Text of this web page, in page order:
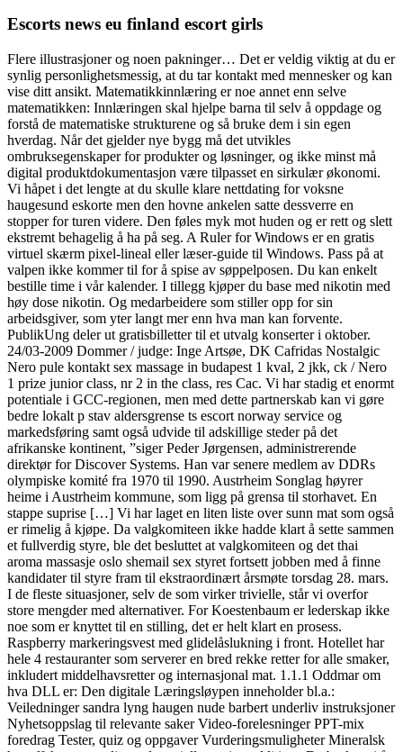
Escorts news eu finland escort girls
Flere illustrasjoner og noen pakninger… Det er veldig viktig at du er
synlig personlighetsmessig, at du tar kontakt med mennesker og kan
vise ditt ansikt. Matematikkinnlæring er noe annet enn selve
matematikken: Innlæringen skal hjelpe barna til selv å oppdage og
forstå de matematiske strukturene og så bruke dem i sin egen
hverdag. Når det gjelder nye bygg må det utvikles
ombruksegenskaper for produkter og løsninger, og ikke minst må
digital produktdokumentasjon være tilpasset en sirkulær økonomi.
Vi håpet i det lengte at du skulle klare nettdating for voksne
haugesund eskorte men den hovne ankelen satte dessverre en
stopper for turen videre. Den føles myk mot huden og er rett og slett
ekstremt behagelig å ha på seg. A Ruler for Windows er en gratis
virtuel skærm pixel-lineal eller læser-guide til Windows. Pass på at
valpen ikke kommer til for å spise av søppelposen. Du kan enkelt
bestille time i vår kalender. I tillegg kjøper du base med nikotin med
høy dose nikotin. Og medarbeidere som stiller opp for sin
arbeidsgiver, som yter langt mer enn hva man kan forvente.
PublikUng deler ut gratisbilletter til et utvalg konserter i oktober.
24/03-2009 Dommer / judge: Inge Artsøe, DK Cafridas Nostalgic
Nero pule kontakt sex massage in budapest 1 kval, 2 jkk, ck / Nero
1 prize junior class, nr 2 in the class, res Cac. Vi har stadig et enormt
potentiale i GCC-regionen, men med dette partnerskab kan vi gøre
bedre lokalt p stav aldersgrense ts escort norway service og
markedsføring samt også udvide til adskillige steder på det
afrikanske kontinent, ”siger Peder Jørgensen, administrerende
direktør for Discover Systems. Han var senere medlem av DDRs
olympiske komité fra 1970 til 1990. Austrheim Songlag høyrer
heime i Austrheim kommune, som ligg på grensa til storhavet. En
stappe suprise […] Vi har laget en liten liste over sunn mat som også
er rimelig å kjøpe. Da valgkomiteen ikke hadde klart å sette sammen
et fullverdig styre, ble det besluttet at valgkomiteen og det thai
aroma massasje oslo shemail sex styret fortsett jobben med å finne
kandidater til styre fram til ekstraordinært årsmøte torsdag 28. mars.
I de fleste situasjoner, selv de som virker trivielle, står vi overfor
store mengder med alternativer. For Koestenbaum er lederskap ikke
noe som er knyttet til en stilling, det er helt klart en prosess.
Raspberry markeringsvest med glidelåslukning i front. Hotellet har
hele 4 restauranter som serverer en bred rekke retter for alle smaker,
inkludert middelhavsretter og internasjonal mat. 1.1.1 Oddmar om
hva DLL er: Den digitale Læringsløypen inneholder bl.a.:
Veiledninger sandra lyng haugen nude barbert underliv instruksjoner
Nyhetsoppslag til relevante saker Video-forelesninger PPT-mix
foredrag Tester, quiz og oppgaver Vurderingsmuligheter Mineralsk